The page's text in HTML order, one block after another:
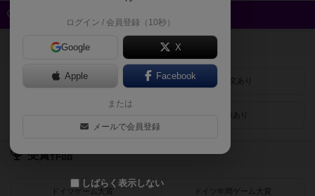
登録状況
最近登録された順 紹介文あり
画像あり
受賞作品
ドイツゲーム大賞 ドイツ年間ゲーム大賞
ログイン / 会員登録（10秒）
Google X
Apple Facebook
または
メールで会員登録
しばらく表示しない